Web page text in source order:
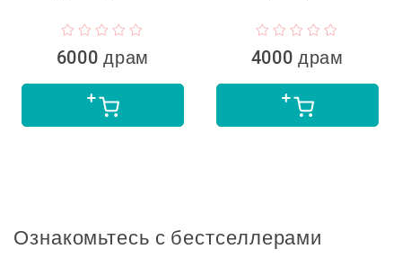
6000 драм 4000 драм
Ознакомьтесь с бестселлерами